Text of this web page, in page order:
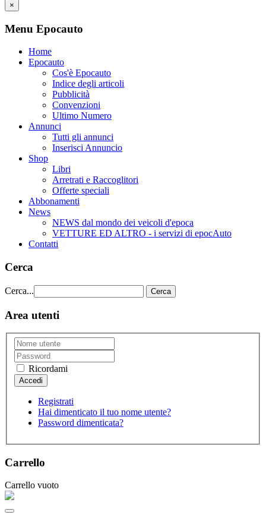
×
Menu Epocauto
Home
Epocauto
Cos'è Epocauto
Indice degli articoli
Pubblicità
Convenzioni
Ultimo Numero
Annunci
Tutti gli annunci
Inserisci Annuncio
Shop
Libri
Arretrati e Raccoglitori
Offerte speciali
Abbonamenti
News
NEWS dal mondo dei veicoli d'epoca
VETTURE ED ALTRO - i servizi di epocAuto
Contatti
Cerca
Cerca... Cerca
Area utenti
Ricordami
Registrati
Hai dimenticato il tuo nome utente?
Password dimenticata?
Carrello
Carrello vuoto